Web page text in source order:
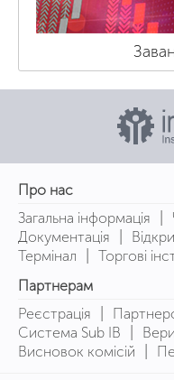
Про нас
Загальна інформація
|
Документація |
Термінал | Торгові
Партнерам
Реєстрація
|
Система Sub IB |
Висновок комісій |